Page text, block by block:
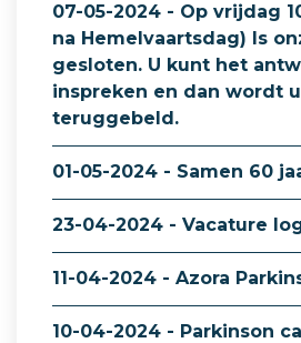
07-05-2024 - Op vrijdag
na Hemelvaartsdag) Is
gesloten. U kunt het
inspreken en dan wordt
teruggebeld.
01-05-2024 - Samen 60
23-04-2024 - Vacature
11-04-2024 - Azora
10-04-2024 - Parkinson